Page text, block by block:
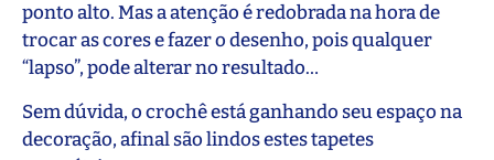
ponto alto. Mas a atenção é redobrada na hora de
trocar as cores e fazer o desenho, pois qualquer
“lapso”, pode alterar no resultado…
Sem dúvida, o crochê está ganhando seu espaço na
decoração, afinal são lindos estes tapetes